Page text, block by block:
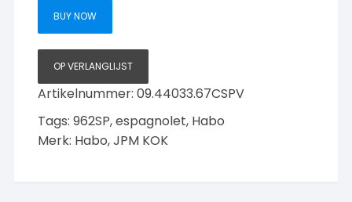
BUY NOW
OP VERLANGLIJST
Artikelnummer:09.44033.67CSPV
Tags:962SP,espagnolet, Habo
Merk: Habo,JPM KOK